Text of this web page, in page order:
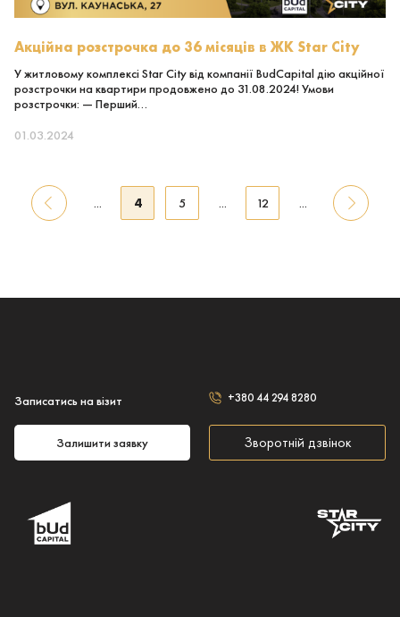
Акційна розстрочка до 36 місяців в ЖК Star City
У житловому комплексі Star City від компанії BudCapital дію акційної
розстрочки на квартири продовжено до 31.08.2024! Умови
розстрочки: — Перший…
01.03.2024
... 4 5 ... 12 ...
+380 44 294 8280
Зворотній дзвінок
Записатись на візит
Залишити заявку